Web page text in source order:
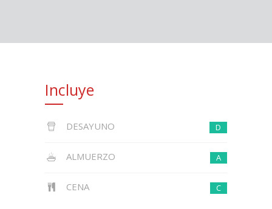
Incluye
DESAYUNO D
ALMUERZO A
CENA C